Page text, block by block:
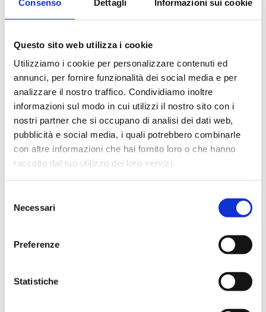
Consenso Dettagli Informazioni sui cookie
Questo sito web utilizza i cookie
Utilizziamo i cookie per personalizzare contenuti ed
annunci, per fornire funzionalità dei social media e per
analizzare il nostro traffico. Condividiamo inoltre
informazioni sul modo in cui utilizzi il nostro sito con i
nostri partner che si occupano di analisi dei dati web,
pubblicità e social media, i quali potrebbero combinarle
con altre informazioni che hai fornito loro o che hanno
raccolto dal tuo utilizzo dei loro servizi.
delNecessari
Preferenze
Statistiche
B5W
Двойной угловой ручной клапан для одно/
двухтрубной системы, межосевое расстояние
60 мм, левостороннее исполнение, с
соединением для медных, пластмассовых и